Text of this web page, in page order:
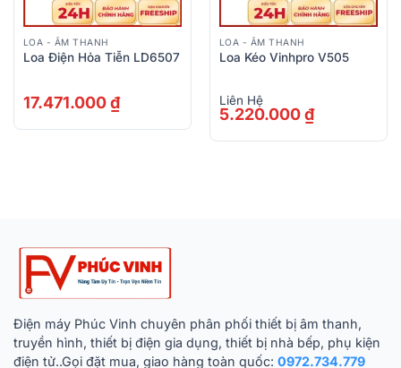
LOA - ÂM THANH
Loa Điện Hỏa Tiễn LD6507
17.471.000₫
LOA - ÂM THANH
Loa Kéo Vinhpro V505
5.220.000₫
Liên Hệ
Điện máy Phúc Vinh chuyên phân phối thiết bị âm thanh,
truyền hình, thiết bị điện gia dụng, thiết bị nhà bếp, phụ kiện
điện tử..Gọi đặt mua, giao hàng toàn quốc: 0972.734.779